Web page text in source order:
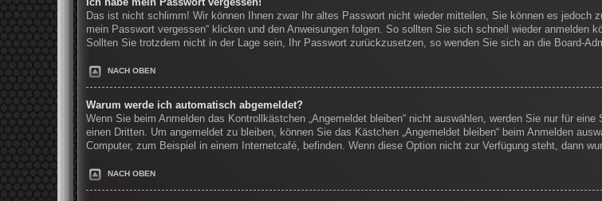
Ich habe mein Passwort vergessen!
Das ist nicht schlimm! Wir können Ihnen zwar Ihr altes Passwort nicht wieder mitteilen, Sie können es jedoch
mein Passwort vergessen“ klicken und den Anweisungen folgen. So sollten Sie sich schnell wieder anmelden
Sollten Sie trotzdem nicht in der Lage sein, Ihr Passwort zurückzusetzen, so wenden Sie sich an die Board-
NACH OBEN
Warum werde ich automatisch abgemeldet?
Wenn Sie beim Anmelden das Kontrollkästchen „Angemeldet bleiben“ nicht auswählen, werden Sie nur für
einen Dritten. Um angemeldet zu bleiben, können Sie das Kästchen „Angemeldet bleiben“ beim Anmelden
Computer, zum Beispiel in einem Internetcafé, befinden. Wenn diese Option nicht zur Verfügung steht, dann
NACH OBEN